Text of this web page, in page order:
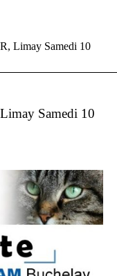
Limay Samedi 10
Samedi 10